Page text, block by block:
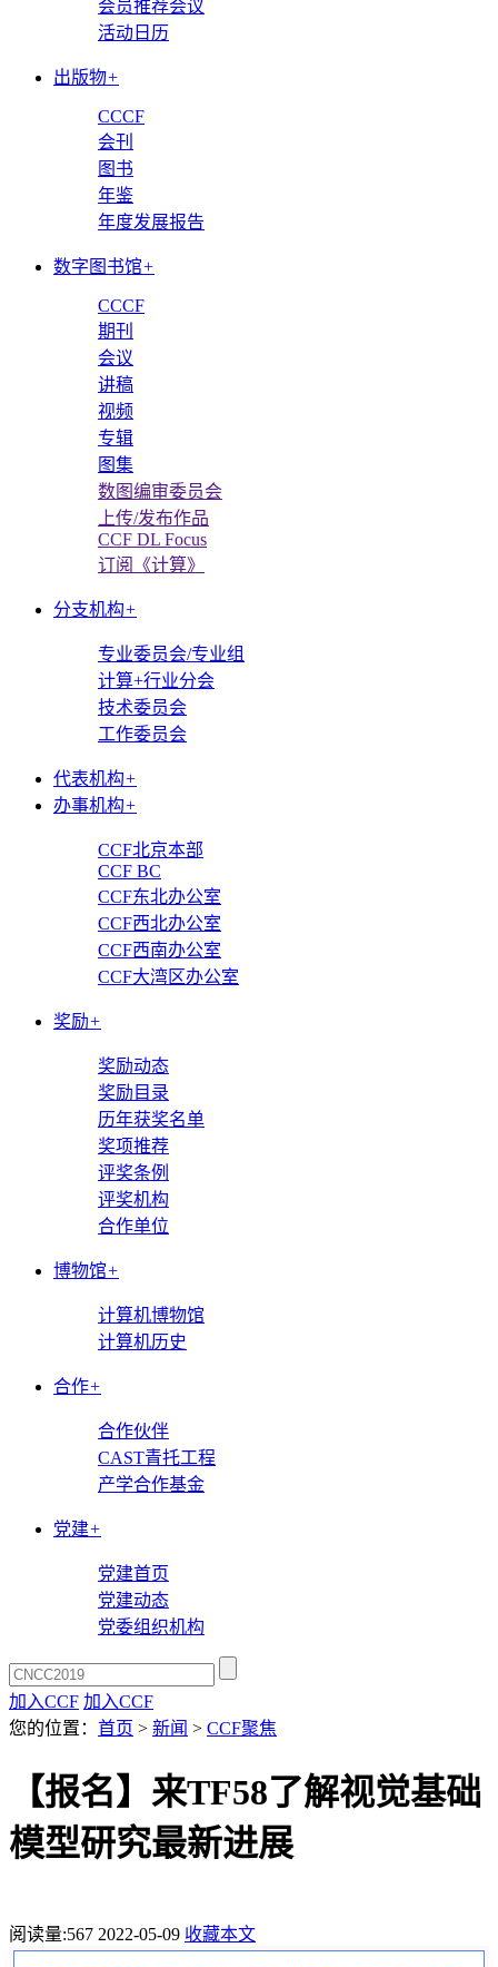
会员推荐会议
活动日历
出版物+
CCCF
会刊
图书
年鉴
年度发展报告
数字图书馆+
CCCF
期刊
会议
讲稿
视频
专辑
图集
数图编审委员会
上传/发布作品
CCF DL Focus
订阅《计算》
分支机构+
专业委员会/专业组
计算+行业分会
技术委员会
工作委员会
代表机构+
办事机构+
CCF北京本部
CCF BC
CCF东北办公室
CCF西北办公室
CCF西南办公室
CCF大湾区办公室
奖励+
奖励动态
奖励目录
历年获奖名单
奖项推荐
评奖条例
评奖机构
合作单位
博物馆+
计算机博物馆
计算机历史
合作+
合作伙伴
CAST青托工程
产学合作基金
党建+
党建首页
党建动态
党委组织机构
加入CCF 加入CCF
您的位置： 首页 > 新闻 > CCF聚焦
【报名】来TF58了解视觉基础
模型研究最新进展
阅读量:567 2022-05-09 收藏本文